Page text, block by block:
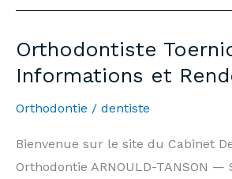
Toernich
7
days/7,
Weekends
Public
Holidays
Orthodontiste
Informations et
Orthodontie / dentiste
Bienvenue sur le site du Cabinet
Orthodontie ARNOULD-TANSON —